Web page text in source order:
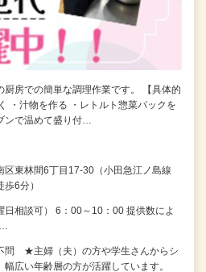
厨房での簡単な調理作業です。 【具体的
・汁物を作る ・レトルト惣菜パックを
ンで温めて盛り付…
区東林間6丁目17-30（小田急江ノ島線
歩6分）
日相談可） 6：00～10：00 提供数によ
…
問 ★主婦（夫）の方や学生さんからシ
広い年齢層の方が活躍しています。